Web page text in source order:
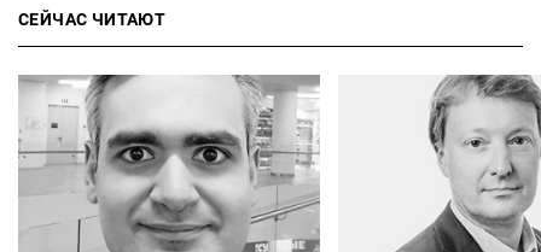
СЕЙЧАС ЧИТАЮТ